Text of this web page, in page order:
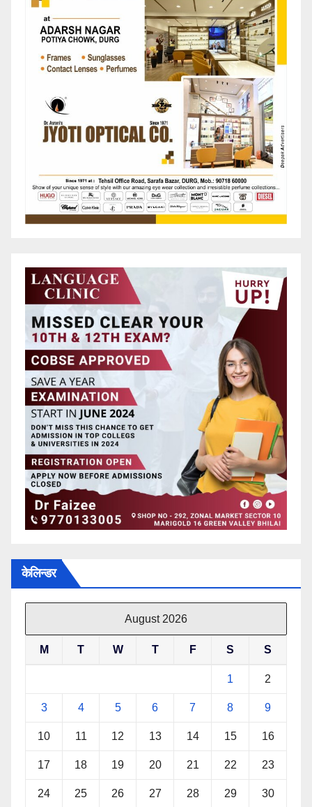
केलिन्डर
August 2026
M T W T F S S
1 2
3 4 5 6 7 8 9
10 11 12 13 14 15 16
17 18 19 20 21 22 23
24 25 26 27 28 29 30